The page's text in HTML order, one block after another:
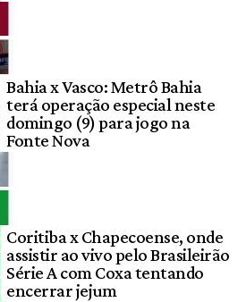
Bahia x Vasco: Metrô Bahia
terá operação especial neste
domingo (9) para jogo na
Fonte Nova
Coritiba x Chapecoense, onde
assistir ao vivo pelo Brasileirão
Série A com Coxa tentando
encerrar jejum